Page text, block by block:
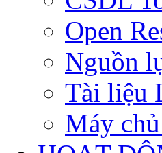
Open
Nguồn
Tài liệu
Máy